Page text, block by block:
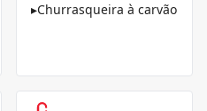
▸Churrasqueira à carvão